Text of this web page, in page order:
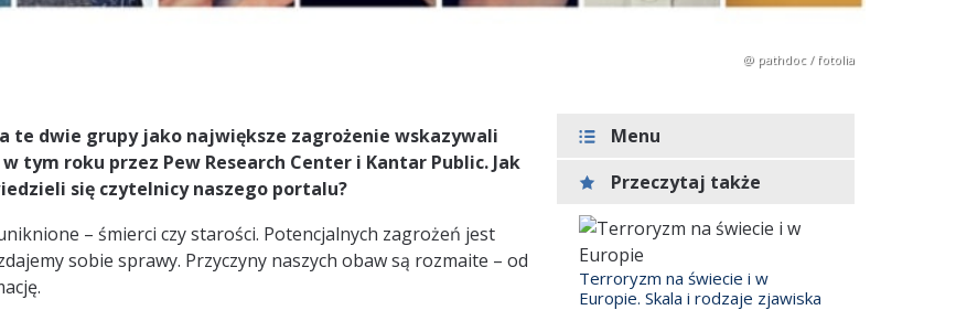
@ pathdoc / fotolia
te dwie grupy jako największe zagrożenie wskazywali
tym roku przez Pew Research Center i Kantar Public. Jak
się czytelnicy naszego portalu?
– śmierci czy starości. Potencjalnych zagrożeń jest
sobie sprawy. Przyczyny naszych obaw są rozmaite – od
Menu
Przeczytaj także
Terroryzm na świecie i w
Europie. Skala i rodzaje zjawiska